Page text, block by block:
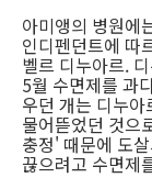
아미앵의 병원에
인디펜던트에 따
벨르 디누아르.
5월 수면제를 과
우던 개는 디누
물어뜯었던 것으
충정' 때문에 도
끊으려고 수면제